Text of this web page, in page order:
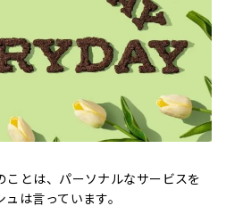
ことは、パーソナルなサービスを
は言っています。